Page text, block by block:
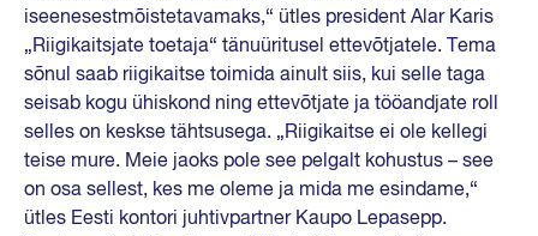
iseenesestmõistetavamaks,“ ütles president Alar Karis
„Riigikaitsjate toetaja“ tänuüritusel ettevõtjatele. Tema
sõnul saab riigikaitse toimida ainult siis, kui selle taga
seisab kogu ühiskond ning ettevõtjate ja tööandjate roll
selles on keskse tähtsusega. „Riigikaitse ei ole kellegi
teise mure. Meie jaoks pole see pelgalt kohustus – see
on osa sellest, kes me oleme ja mida me esindame,“
ütles Eesti kontori juhtivpartner Kaupo Lepasepp.